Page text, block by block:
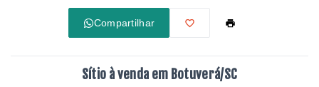
Compartilhar
Sítio à venda em Botuverá/SC